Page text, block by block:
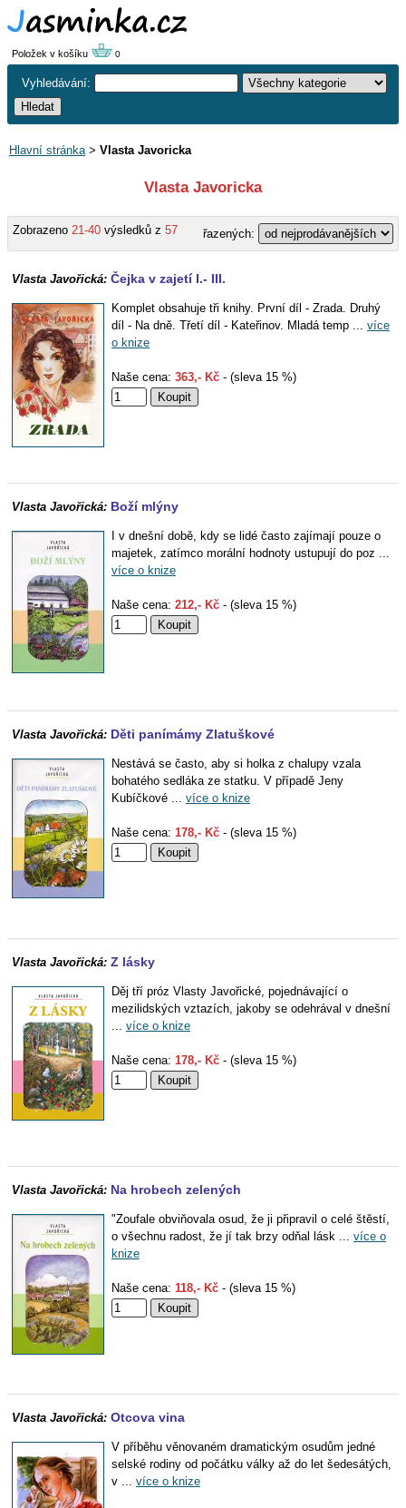
Položek v košíku 0
Vyhledávání:
Hlavní stránka> Vlasta Javoricka
Vlasta Javoricka
Zobrazeno 21-40 výsledků z 57 řazených:
Vlasta Javořická: Čejka v zajetí I.- III.
Komplet obsahuje tři knihy. První díl - Zrada. Druhý
díl - Na dně. Třetí díl - Kateřinov. Mladá temp ... více
o knize
Naše cena: 363,- Kč - (sleva 15 %)
Vlasta Javořická: Boží mlýny
I v dnešní době, kdy se lidé často zajímají pouze o
majetek, zatímco morální hodnoty ustupují do poz ...
více o knize
Naše cena: 212,- Kč - (sleva 15 %)
Vlasta Javořická: Děti panímámy Zlatuškové
Nestává se často, aby si holka z chalupy vzala
bohatého sedláka ze statku. V případě Jeny
Kubíčkové ... více o knize
Naše cena: 178,- Kč - (sleva 15 %)
Vlasta Javořická: Z lásky
Děj tří próz Vlasty Javořické, pojednávající o
mezilidských vztazích, jakoby se odehrával v dnešní
... více o knize
Naše cena: 178,- Kč - (sleva 15 %)
Vlasta Javořická: Na hrobech zelených
"Zoufale obviňovala osud, že ji připravil o celé štěstí,
o všechnu radost, že jí tak brzy odňal lásk ... více o
knize
Naše cena: 118,- Kč - (sleva 15 %)
Vlasta Javořická: Otcova vina
V příběhu věnovaném dramatickým osudům jedné
selské rodiny od počátku války až do let šedesátých,
v ... více o knize